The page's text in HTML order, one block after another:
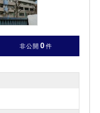
非公開 0 件